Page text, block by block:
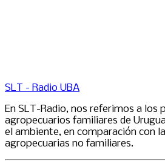
SLT - Radio UBA
En SLT-Radio, nos referimos a los
agropecuarios familiares de
el ambiente, en comparación con
agropecuarias no familiares.